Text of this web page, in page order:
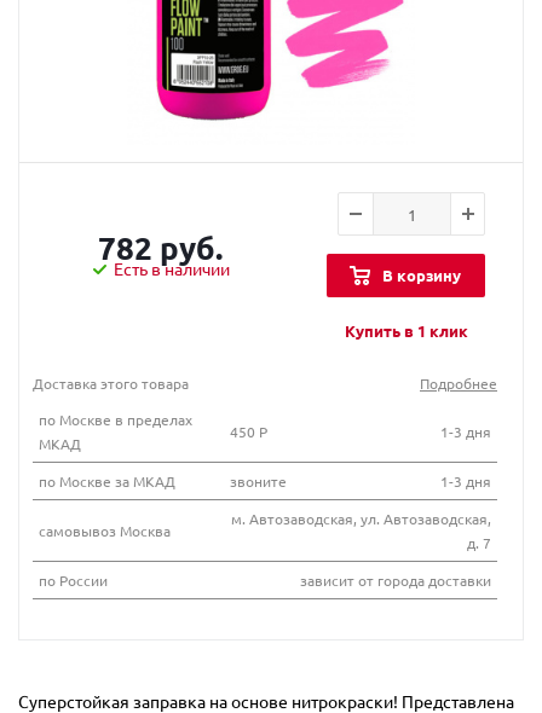
782 руб.
Есть в наличии В корзину
Купить в 1 клик
Доставка этого товара
Подробнее
по Москве в пределах
МКАД
450 Р 1-3 дня
по Москве за МКАД звоните 1-3 дня
самовывоз Москва
м. Автозаводская, ул. Автозаводская,
д. 7
по России
зависит от города доставки
Суперстойкая заправка на основе нитрокраски! Представлена